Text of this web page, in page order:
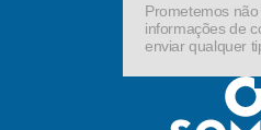
Prometemos
informações de
enviar qualquer